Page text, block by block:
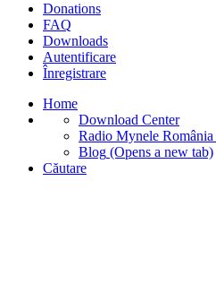
Donations
FAQ
Downloads
Autentificare
Înregistrare
Home
Download Center
Radio Mynele România
Blog (Opens a new tab)
Căutare